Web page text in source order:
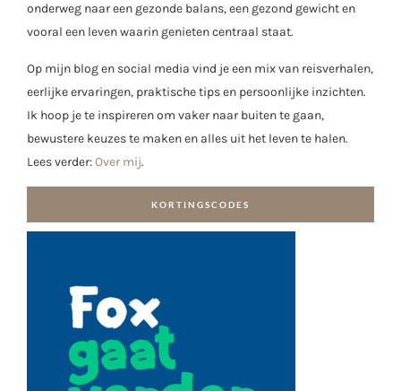
onderweg naar een gezonde balans, een gezond gewicht en
vooral een leven waarin genieten centraal staat.
Op mijn blog en social media vind je een mix van reisverhalen,
eerlijke ervaringen, praktische tips en persoonlijke inzichten.
Ik hoop je te inspireren om vaker naar buiten te gaan,
bewustere keuzes te maken en alles uit het leven te halen.
Lees verder:Over mij.
KORTINGSCODES